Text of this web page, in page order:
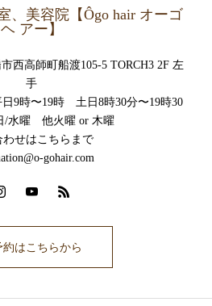
、美容院【Ôgo hair オーゴ
ヘ アー】
西高師町船渡105-5 TORCH3 2F 左
手
時〜19時 土日8時30分〜19時30
水曜 他火曜 or 木曜
わせはこちらまで
gohair.com
約はこちらから